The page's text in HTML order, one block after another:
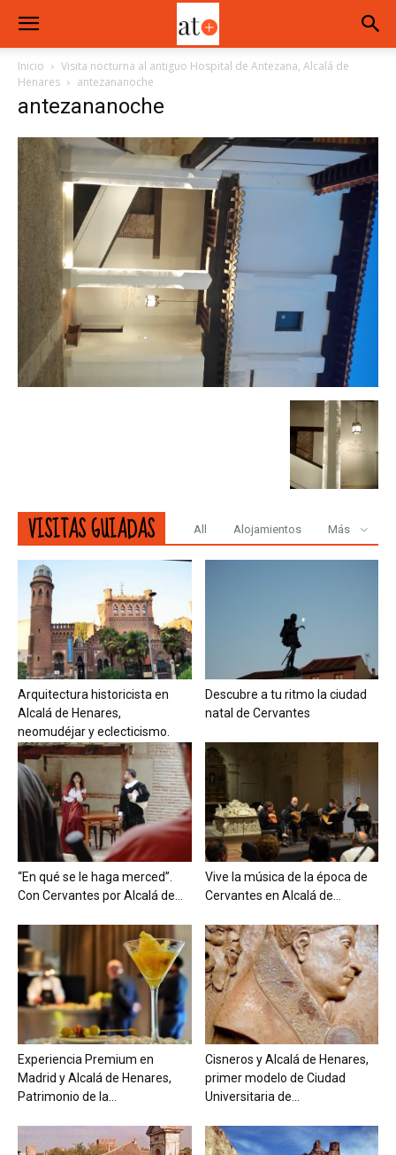
Inicio
Visita nocturna al antiguo Hospital de Antezana, Alcalá de
Henares
antezananoche
antezananoche
VISITAS GUIADAS All Alojamientos Más
Arquitectura historicista en
Alcalá de Henares,
neomudéjar y eclecticismo.
Descubre a tu ritmo la ciudad
natal de Cervantes
“En qué se le haga merced”.
Con Cervantes por Alcalá de...
Vive la música de la época de
Cervantes en Alcalá de...
Experiencia Premium en
Madrid y Alcalá de Henares,
Patrimonio de la...
Cisneros y Alcalá de Henares,
primer modelo de Ciudad
Universitaria de...